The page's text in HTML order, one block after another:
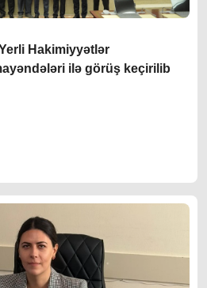
Hakimiyyətlər
ilə görüş keçirilib